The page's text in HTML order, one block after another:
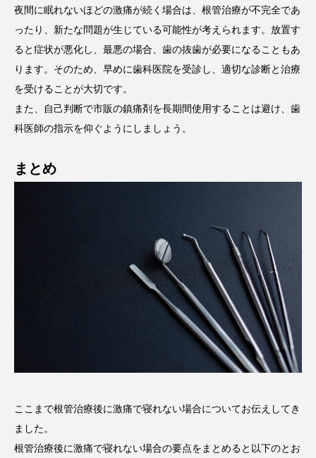
夜間に眠れないほどの激痛が続く場合は、根管治療が不完全であ
ったり、新たな問題が生じている可能性が考えられます。放置す
ると症状が悪化し、最悪の場合、歯の抜歯が必要になることもあ
ります。そのため、早めに歯科医院を受診し、適切な診断と治療
を受けることが大切です。
また、自己判断で市販の鎮痛剤を長期間使用することは避け、歯
科医師の指示を仰ぐようにしましょう。
まとめ
ここまで根管治療後に激痛で寝れない場合についてお伝えしてき
ました。
根管治療後に激痛で寝れない場合の要点をまとめると以下のとお